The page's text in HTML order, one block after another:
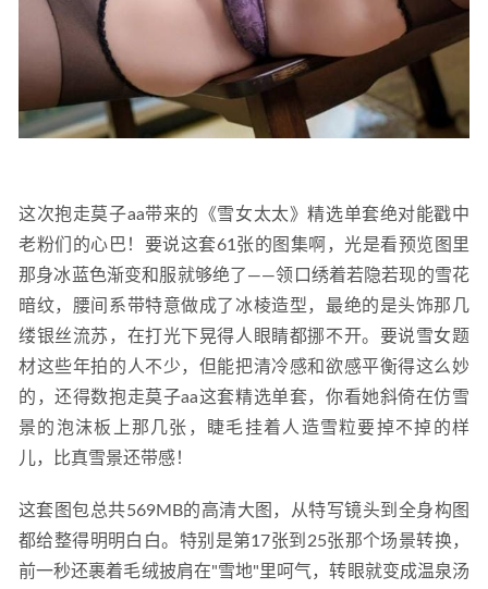
这次抱走莫子aa带来的《雪女太太》精选单套绝对能戳中
老粉们的心巴！要说这套61张的图集啊，光是看预览图里
那身冰蓝色渐变和服就够绝了——领口绣着若隐若现的雪花
暗纹，腰间系带特意做成了冰棱造型，最绝的是头饰那几
缕银丝流苏，在打光下晃得人眼睛都挪不开。要说雪女题
材这些年拍的人不少，但能把清冷感和欲感平衡得这么妙
的，还得数抱走莫子aa这套精选单套，你看她斜倚在仿雪
景的泡沫板上那几张，睫毛挂着人造雪粒要掉不掉的样
儿，比真雪景还带感！
这套图包总共569MB的高清大图，从特写镜头到全身构图
都给整得明明白白。特别是第17张到25张那个场景转换，
前一秒还裹着毛绒披肩在"雪地"里呵气，转眼就变成温泉汤